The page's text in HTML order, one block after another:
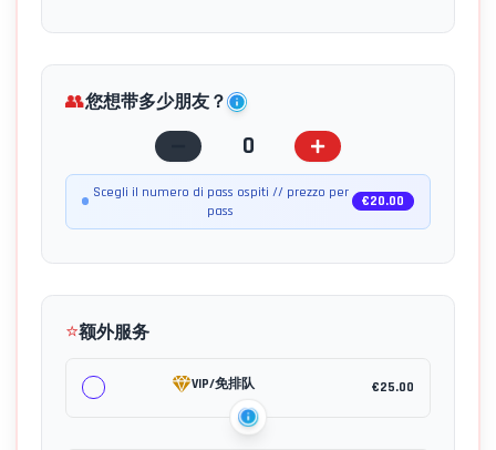
👥您想带多少朋友？
0
Scegli il numero di pass ospiti // prezzo per
pass
€20.00
⭐额外服务
VIP/免排队 €25.00